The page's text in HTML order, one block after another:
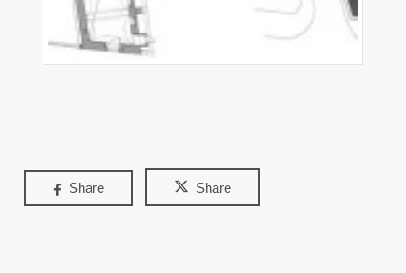
Share Share